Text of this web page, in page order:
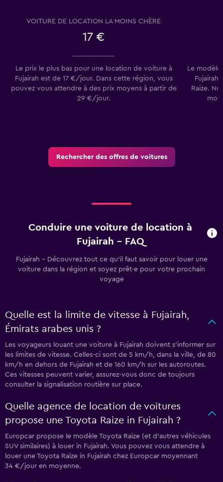
VOITURE DE LOCATION LA MOINS CHÈRE
17 €
Le prix le plus bas pour une location de voiture à
Fujairah est de 17 €/jour. Dans cette région, vous
pouvez vous attendre à des prix moyens à partir de
29 €/jour.
Le
Fujairah
Raize.
Rechercher des offres de voitures
Conduire une voiture de location à
Fujairah - FAQ
Fujairah - Découvrez tout ce qu’il faut savoir pour louer une
voiture dans la région et soyez prêt·e pour votre prochain
voyage
Quelle est la limite de vitesse à Fujairah,
Émirats arabes unis ?
Les voyageurs louant une voiture à Fujairah doivent s’informer sur
les limites de vitesse. Celles-ci sont de 5 km/h, dans la ville, de 80
km/h en dehors de Fujairah et de 160 km/h sur les autoroutes.
Ces vitesses peuvent varier, assurez-vous donc de toujours
consulter la signalisation routière sur place.
Quelle agence de location de voitures
propose une Toyota Raize in Fujairah ?
Europcar propose le modèle Toyota Raize (et d'autres véhicules
SUV similaires) à louer in Fujairah. Vous pouvez vous attendre à
louer une Toyota Raize in Fujairah chez Europcar moyennant
34 €/jour en moyenne.